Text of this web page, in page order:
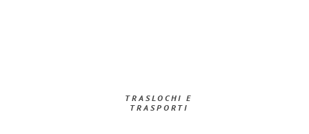
TRASLOCHI E
TRASPORTI​